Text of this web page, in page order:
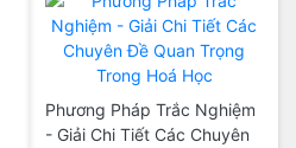
Phương Pháp Trắc Nghiệm
- Giải Chi Tiết Các Chuyên